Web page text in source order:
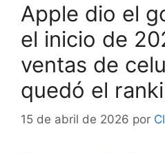
Apple dio el
el inicio de
ventas de
quedó el
15 de abril de 2026 por